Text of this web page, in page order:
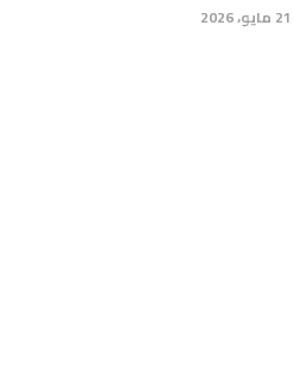
21 مايو، 2026